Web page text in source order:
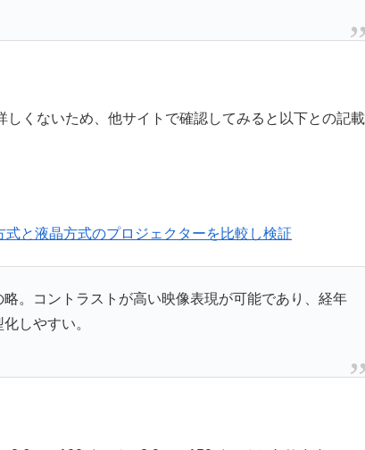
くないため、他サイトで確認してみると以下との記載
と液晶方式のプロジェクターを比較し検証
。コントラストが高い映像表現が可能であり、経年
しやすい。